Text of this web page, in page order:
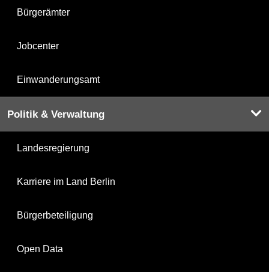
Bürgerämter
Jobcenter
Einwanderungsamt
Politik & Verwaltung
Landesregierung
Karriere im Land Berlin
Bürgerbeteiligung
Open Data